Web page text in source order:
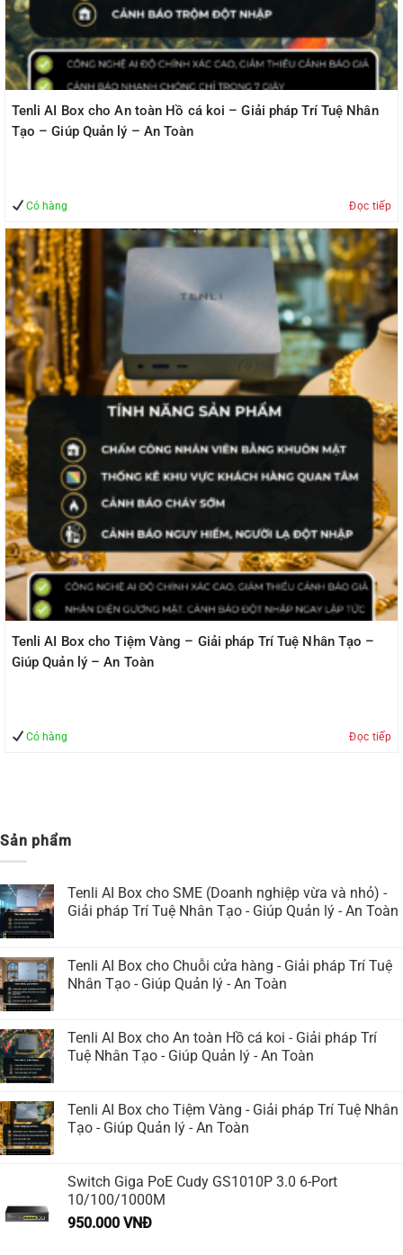
Tenli AI Box cho An toàn Hồ cá koi – Giải pháp Trí Tuệ Nhân
Tạo – Giúp Quản lý – An Toàn
Có hàng Đọc tiếp
Tenli AI Box cho Tiệm Vàng – Giải pháp Trí Tuệ Nhân Tạo –
Giúp Quản lý – An Toàn
Có hàng Đọc tiếp
Sản phẩm
Tenli AI Box cho SME (Doanh nghiệp vừa và nhỏ) -
Giải pháp Trí Tuệ Nhân Tạo - Giúp Quản lý - An Toàn
Tenli AI Box cho Chuỗi cửa hàng - Giải pháp Trí Tuệ
Nhân Tạo - Giúp Quản lý - An Toàn
Tenli AI Box cho An toàn Hồ cá koi - Giải pháp Trí
Tuệ Nhân Tạo - Giúp Quản lý - An Toàn
Tenli AI Box cho Tiệm Vàng - Giải pháp Trí Tuệ Nhân
Tạo - Giúp Quản lý - An Toàn
Switch Giga PoE Cudy GS1010P 3.0 6-Port
10/100/1000M
950.000 VNĐ